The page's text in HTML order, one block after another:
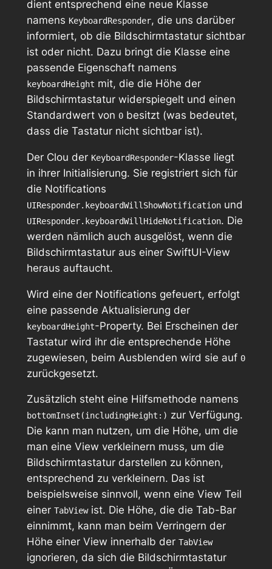
dient entsprechend eine neue Klasse
namens KeyboardResponder, die uns darüber
informiert, ob die Bildschirmtastatur sichtbar
ist oder nicht. Dazu bringt die Klasse eine
passende Eigenschaft namens
keyboardHeight mit, die die Höhe der
Bildschirmtastatur widerspiegelt und einen
Standardwert von 0besitzt (was bedeutet,
dass die Tastatur nicht sichtbar ist).
Der Clou der KeyboardResponder-Klasse liegt
in ihrer Initialisierung. Sie registriert sich für
die Notifications
UIResponder.keyboardWillShowNotificationund
UIResponder.keyboardWillHideNotification. Die
werden nämlich auch ausgelöst, wenn die
Bildschirmtastatur aus einer SwiftUI-View
heraus auftaucht.
Wird eine der Notifications gefeuert, erfolgt
eine passende Aktualisierung der
keyboardHeight-Property. Bei Erscheinen der
Tastatur wird ihr die entsprechende Höhe
zugewiesen, beim Ausblenden wird sie auf 0
zurückgesetzt.
Zusätzlich steht eine Hilfsmethode namens
bottomInset(includingHeight:) zur Verfügung.
Die kann man nutzen, um die Höhe, um die
man eine View verkleinern muss, um die
Bildschirmtastatur darstellen zu können,
entsprechend zu verkleinern. Das ist
beispielsweise sinnvoll, wenn eine View Teil
einer TabViewist. Die Höhe, die die Tab-Bar
einnimmt, kann man beim Verringern der
Höhe einer View innerhalb der TabView
ignorieren, da sich die Bildschirmtastatur